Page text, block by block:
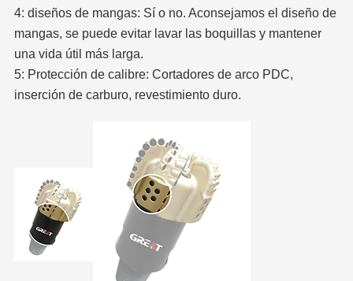
4: diseños de mangas: Sí o no. Aconsejamos el diseño de
mangas, se puede evitar lavar las boquillas y mantener
una vida útil más larga.
5: Protección de calibre: Cortadores de arco PDC,
inserción de carburo, revestimiento duro.